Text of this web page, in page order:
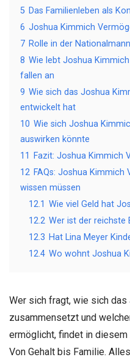
5 Das Familienleben als
6 Joshua Kimmich
7 Rolle in der
8 Wie lebt Joshua
fallen an
9 Wie sich das Joshua
entwickelt hat
10 Wie sich Joshua
auswirken könnte
11
Fazit: Joshua Kimmich
12 FAQs: Joshua Kimmich
wissen müssen
12.1 Wie viel Geld hat
12.2 Wer ist der reichste
12.3 Hat Lina Meyer
12.4 Wo wohnt Joshua
Wer sich fragt, wie sich
zusammensetzt und
ermöglicht, findet in
Von Gehalt bis Familie.